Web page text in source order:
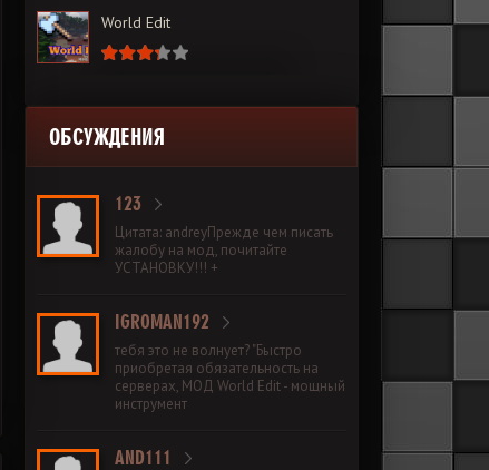
World Edit
ОБСУЖДЕНИЯ
123
Цитата: andreyПрежде чем писать
жалобу на мод, почитайте
УСТАНОВКУ!!! +
IGROMAN192
тебя это не волнует? "Быстро
приобретая обязательность на
серверах, МОД World Edit - мощный
инструмент
AND111